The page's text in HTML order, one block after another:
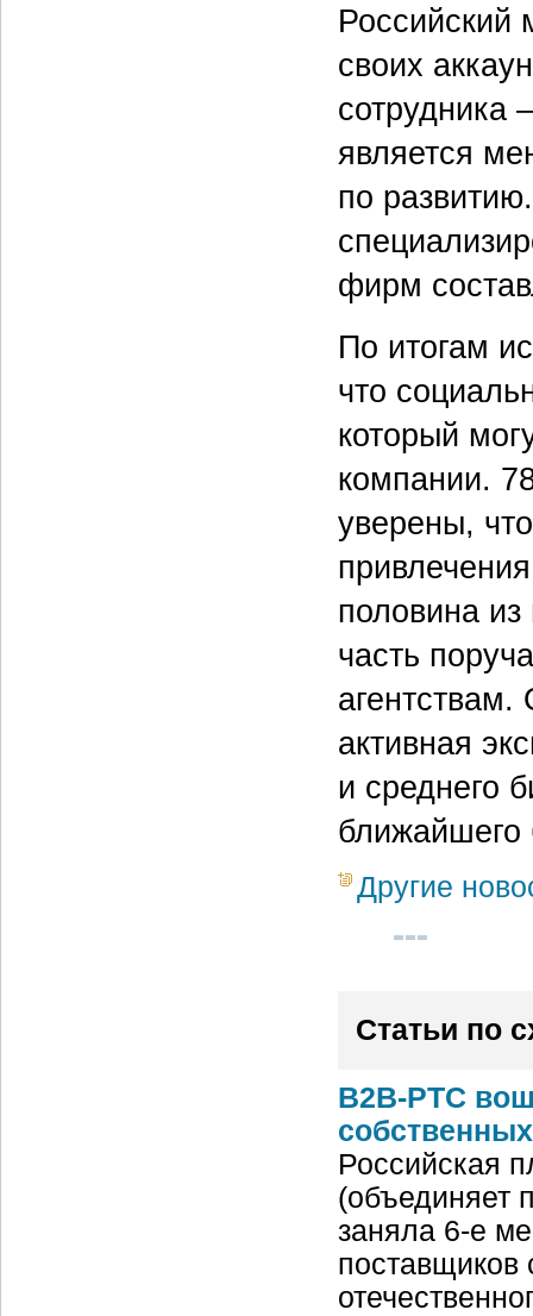
Российский
своих
сотрудника
является
по
фирм
По итогам
что
который
компании.
уверены,
половина из
часть
активная
и среднего
ближайшего
Другие
Статьи по
B2B-РТС
Российская
(объединяет
заняла 6-е
поставщиков